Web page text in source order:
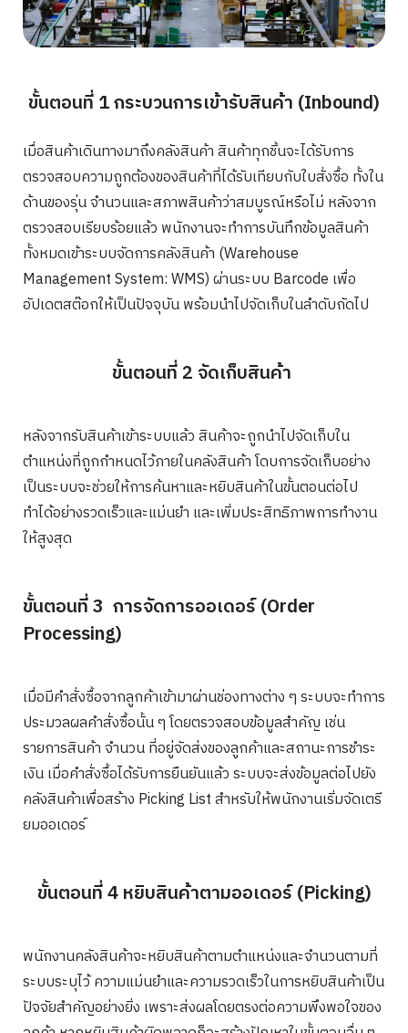
ขั้นตอนที่ 1 กระบวนการเข้ารับสินค้า (Inbound)
เมื่อสินค้าเดินทางมาถึงคลังสินค้า สินค้าทุกชิ้นจะได้รับการ
ตรวจสอบความถูกต้องของสินค้าที่ได้รับเทียบกับใบสั่งซื้อ ทั้งใน
ด้านของรุ่น จำนวนและสภาพสินค้าว่าสมบูรณ์หรือไม่ หลังจาก
ตรวจสอบเรียบร้อยแล้ว พนักงานจะทำการบันทึกข้อมูลสินค้า
ทั้งหมดเข้าระบบจัดการคลังสินค้า (Warehouse
Management System: WMS) ผ่านระบบ Barcode เพื่อ
อัปเดตสต๊อกให้เป็นปัจจุบัน พร้อมนำไปจัดเก็บในลำดับถัดไป
ขั้นตอนที่ 2 จัดเก็บสินค้า
หลังจากรับสินค้าเข้าระบบแล้ว สินค้าจะถูกนำไปจัดเก็บใน
ตำแหน่งที่ถูกกำหนดไว้ภายในคลังสินค้า โดบการจัดเก็บอย่าง
เป็นระบบจะช่วยให้การค้นหาและหยิบสินค้าในขั้นตอนต่อไป
ทำได้อย่างรวดเร็วและแม่นยำ และเพิ่มประสิทธิภาพการทำงาน
ให้สูงสุด
ขั้นตอนที่ 3 การจัดการออเดอร์ (Order
Processing)
เมื่อมีคำสั่งซื้อจากลูกค้าเข้ามาผ่านช่องทางต่าง ๆ ระบบจะทำการ
ประมวลผลคำสั่งซื้อนั้น ๆ โดยตรวจสอบข้อมูลสำคัญ เช่น
รายการสินค้า จำนวน ที่อยู่จัดส่งของลูกค้าและสถานะการชำระ
เงิน เมื่อคำสั่งซื้อได้รับการยืนยันแล้ว ระบบจะส่งข้อมูลต่อไปยัง
คลังสินค้าเพื่อสร้าง Picking List สำหรับให้พนักงานเริ่มจัดเตรี
ยมออเดอร์
ขั้นตอนที่ 4 หยิบสินค้าตามออเดอร์ (Picking)
พนักงานคลังสินค้าจะหยิบสินค้าตามตำแหน่งและจำนวนตามที่
ระบบระบุไว้ ความแม่นยำและความรวดเร็วในการหยิบสินค้าเป็น
ปัจจัยสำคัญอย่างยิ่ง เพราะส่งผลโดยตรงต่อความพึงพอใจของ